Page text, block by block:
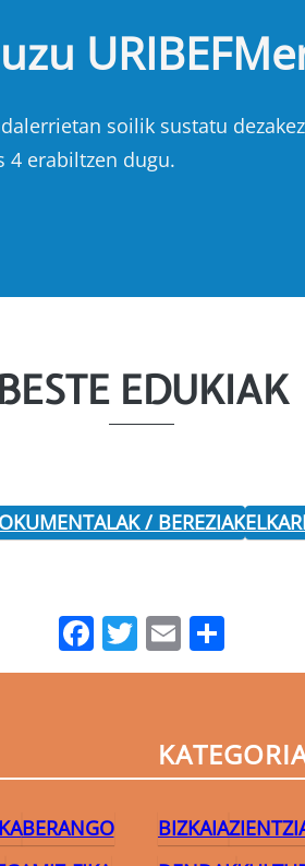
soilik sustatu
4 erabiltzen dugu.
BESTE EDUKIAK
/ BEREZIAK
Facebook
Twitter
Email
BERANGO
BIZKAIA